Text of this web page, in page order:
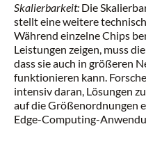
Skalierbarkeit: Die
stellt eine weitere
Während einzelne Chips
Leistungen zeigen, muss
dass sie auch in größeren
funktionieren kann.
intensiv daran, Lösungen
auf die Größenordnungen
Edge-Computing-